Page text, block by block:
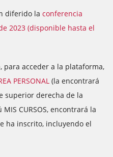
diferido la conferencia
2023 (disponible hasta el
para acceder a la plataforma,
PERSONAL (la encontrará
superior derecha de la
CURSOS, encontrará la
ha inscrito, incluyendo el